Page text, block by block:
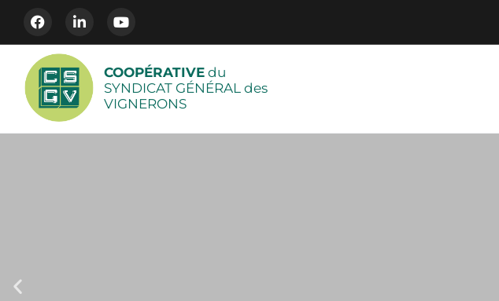
COOPÉRATIVE du
SYNDICAT GÉNÉRAL des
VIGNERONS